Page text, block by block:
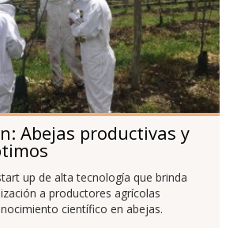
Abejas productivas y
up de alta tecnología que brinda
a productores agrícolas
científico en abejas.